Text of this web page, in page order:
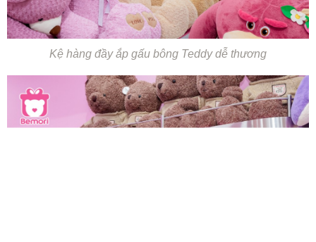
Kệ hàng đầy ắp gấu bông Teddy dễ thương